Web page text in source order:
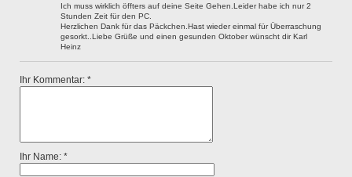
Ich muss wirklich öffters auf deine Seite Gehen.Leider habe ich nur 2
Stunden Zeit für den PC.
Herzlichen Dank für das Päckchen.Hast wieder einmal für Überraschung
gesorkt..Liebe Grüße und einen gesunden Oktober wünscht dir Karl
Heinz
Ihr Kommentar: *
Ihr Name: *